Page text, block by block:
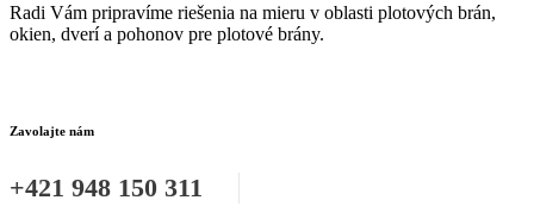
Radi Vám pripravíme riešenia na mieru v oblasti plotových brán,
okien, dverí a pohonov pre plotové brány.
Zavolajte nám
+421 948 150 311